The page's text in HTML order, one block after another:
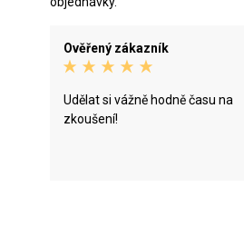
Ověřený zákazník
Udělat si vážně hodně času na
zkoušení!